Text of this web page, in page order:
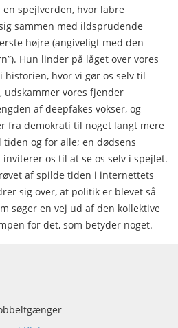
spejlverden, hvor labre
sammen med ildsprudende
højre (angiveligt med den
Hun linder på låget over vores
hvor vi gør os selv til
udskammer vores fjender
af deepfakes vokser, og
fra demokrati til noget langt mere
og for alle; en dødsens
os til at se os selv i spejlet.
af spilde tiden i internettets
sig over, at politik er blevet så
søger en vej ud af den kollektive
for det, som betyder noget.